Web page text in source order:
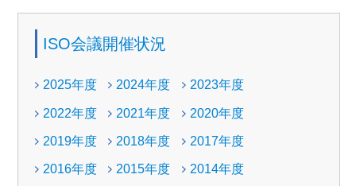
ISO会議開催状況
2025年度 2024年度 2023年度
2022年度 2021年度 2020年度
2019年度 2018年度 2017年度
2016年度 2015年度 2014年度